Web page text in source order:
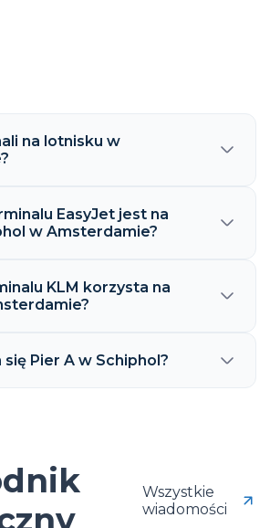
na lotnisku w
EasyJet jest na
w Amsterdamie?
KLM korzysta na
Pier A w Schiphol?
Wszystkie
wiadomości